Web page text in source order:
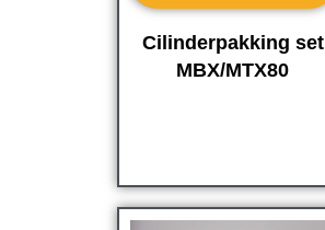
Cilinderpakking set
MBX/MTX80